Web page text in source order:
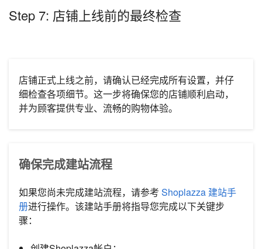
Step 7: 店铺上线前的最终检查
店铺正式上线之前，请确认已经完成所有设置，并仔
细检查各项细节。这一步将确保您的店铺顺利启动，
并为顾客提供专业、流畅的购物体验。
确保完成建站流程
如果您尚未完成建站流程，请参考 Shoplazza 建站手
册进行操作。该建站手册将指导您完成以下关键步
骤：